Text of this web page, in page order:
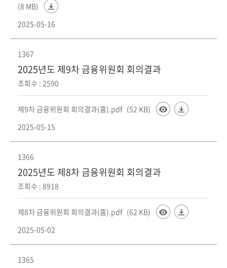
(8 MB)
2025-05-16
1367
2025년도 제9차 금융위원회 회의결과
조회수 : 2590
제9차 금융위원회 회의결과(홈).pdf (52 KB)
2025-05-15
1366
2025년도 제8차 금융위원회 회의결과
조회수 : 8918
제8차 금융위원회 회의결과(홈).pdf (62 KB)
2025-05-02
1365